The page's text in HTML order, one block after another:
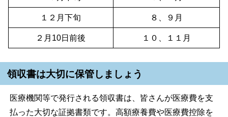
１２月下旬 ８、９月
２月10日前後 １０、１１月
領収書は大切に保管しましょう
医療機関等で発行される領収書は、皆さんが医療費を支
払った大切な証拠書類です。高額療養費や医療費控除を